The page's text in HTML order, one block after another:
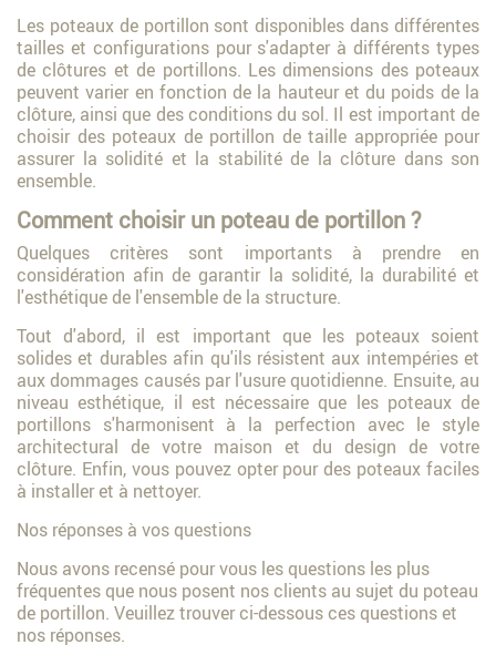
Les poteaux de portillon sont disponibles dans différentes
tailles et configurations pour s'adapter à différents types
de clôtures et de portillons. Les dimensions des poteaux
peuvent varier en fonction de la hauteur et du poids de la
clôture, ainsi que des conditions du sol. Il est important de
choisir des poteaux de portillon de taille appropriée pour
assurer la solidité et la stabilité de la clôture dans son
ensemble.
Comment choisir un poteau de portillon ?
Quelques critères sont importants à prendre en
considération afin de garantir la solidité, la durabilité et
l'esthétique de l'ensemble de la structure.
Tout d'abord, il est important que les poteaux soient
solides et durables afin qu'ils résistent aux intempéries et
aux dommages causés par l'usure quotidienne. Ensuite, au
niveau esthétique, il est nécessaire que les poteaux de
portillons s'harmonisent à la perfection avec le style
architectural de votre maison et du design de votre
clôture. Enfin, vous pouvez opter pour des poteaux faciles
à installer et à nettoyer.
Nos réponses à vos questions
Nous avons recensé pour vous les questions les plus
fréquentes que nous posent nos clients au sujet du poteau
de portillon. Veuillez trouver ci-dessous ces questions et
nos réponses.